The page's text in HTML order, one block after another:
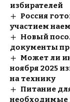
избирателей
Россия
участием
Новый
документы
Может ли
ноября 2025
на технику
Питание
необходимые